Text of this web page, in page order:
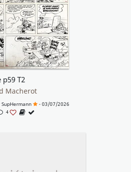
T2
Macherot
SupHermann
- 03/07/2026
4